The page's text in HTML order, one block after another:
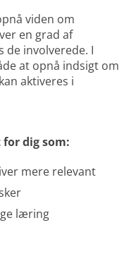
viden om
en grad af
de involverede. I
at opnå indsigt om
aktiveres i
dig som:
mere relevant
læring